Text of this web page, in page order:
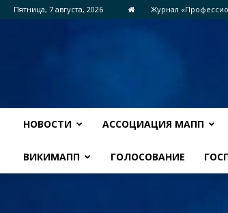
Пятница, 7 августа, 2026 Журнал
НОВОСТИ АССОЦИАЦИЯ МАПП
ВИКИМАПП ГОЛОСОВАНИЕ